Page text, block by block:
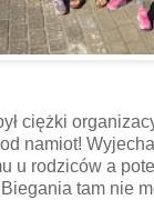
ciężki
namiot!
u rodziców a
tam nie